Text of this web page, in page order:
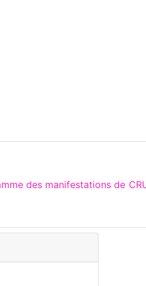
des manifestations de